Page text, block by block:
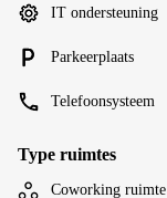
IT ondersteuning
Parkeerplaats
Telefoonsysteem
Type ruimtes
Coworking ruimte